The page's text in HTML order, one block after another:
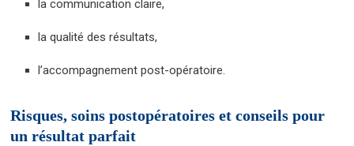
la communication claire,
la qualité des résultats,
l’accompagnement post-opératoire.
Risques, soins postopératoires et conseils pour
un résultat parfait